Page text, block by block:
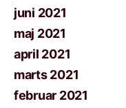
juni 2021
maj 2021
april 2021
marts 2021
februar 2021